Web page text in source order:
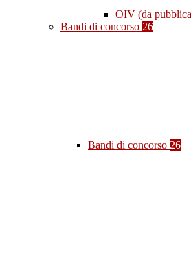
OIV (da
Bandi di concorso 26
Bandi di concorso 26